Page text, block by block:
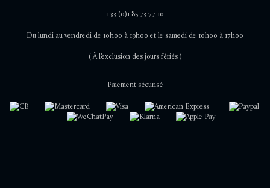
+33 (0)1 85 73 77 10
Du lundi au vendredi de 10h00 à 19h00 et le samedi de 10h00 à 17h00
( À l’exclusion des jours fériés )
Paiement sécurisé